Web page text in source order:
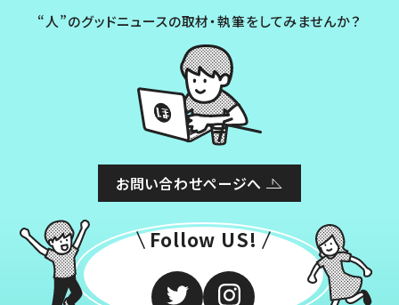
“人”のグッドニュースの取材・執筆をしてみませんか？
お問い合わせページへ
Follow US!